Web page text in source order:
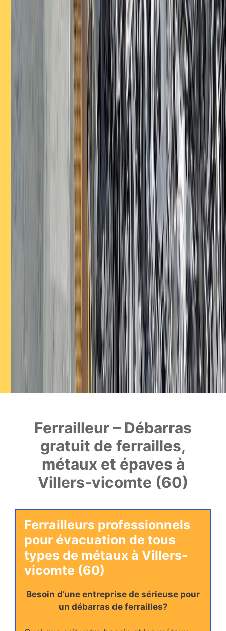
Ferrailleur – Débarras
gratuit de ferrailles,
métaux et épaves à
Villers-vicomte (60)
Ferrailleurs professionnels
pour évacuation de tous
types de métaux à Villers-
vicomte (60)
Besoin d’une entreprise de sérieuse pour
un débarras de ferrailles?